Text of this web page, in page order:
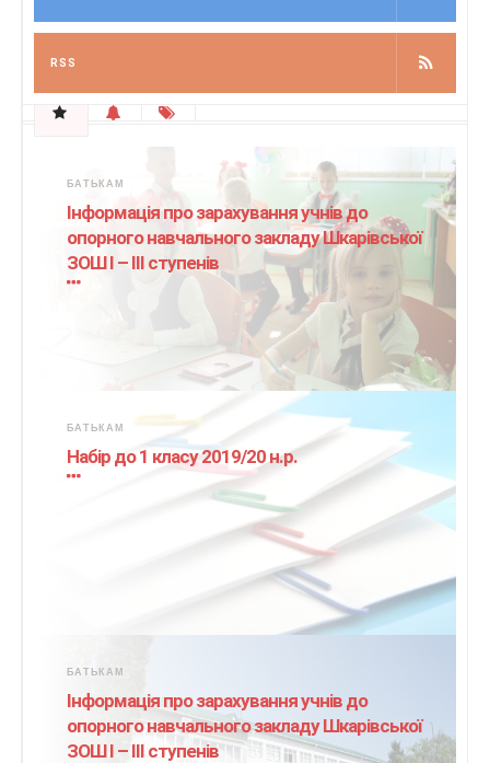
RSS
БАТЬКАМ
Інформація про зарахування учнів до
опорного навчального закладу Шкарівської
ЗОШ І – ІІІ ступенів
БАТЬКАМ
Набір до 1 класу 2019/20 н.р.
БАТЬКАМ
Інформація про зарахування учнів до
опорного навчального закладу Шкарівської
ЗОШ І – ІІІ ступенів